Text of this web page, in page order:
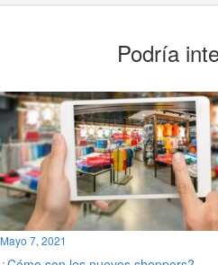
Podría
Mayo 7, 2021